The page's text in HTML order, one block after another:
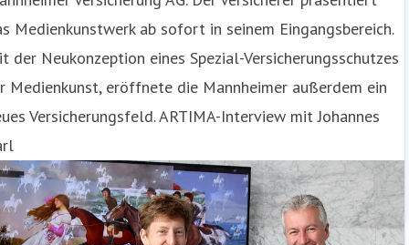
Medienkunstwerk ab sofort in seinem Eingangsbereich.
der Neukonzeption eines Spezial-Versicherungsschutzes
Medienkunst, eröffnete die Mannheimer außerdem ein
Versicherungsfeld. ARTIMA-Interview mit Johannes